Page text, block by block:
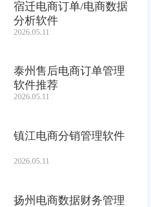
宿迁电商订单/电商数据
分析软件
2026.05.11
泰州售后电商订单管理
软件推荐
2026.05.11
镇江电商分销管理软件
2026.05.11
扬州电商数据财务管理